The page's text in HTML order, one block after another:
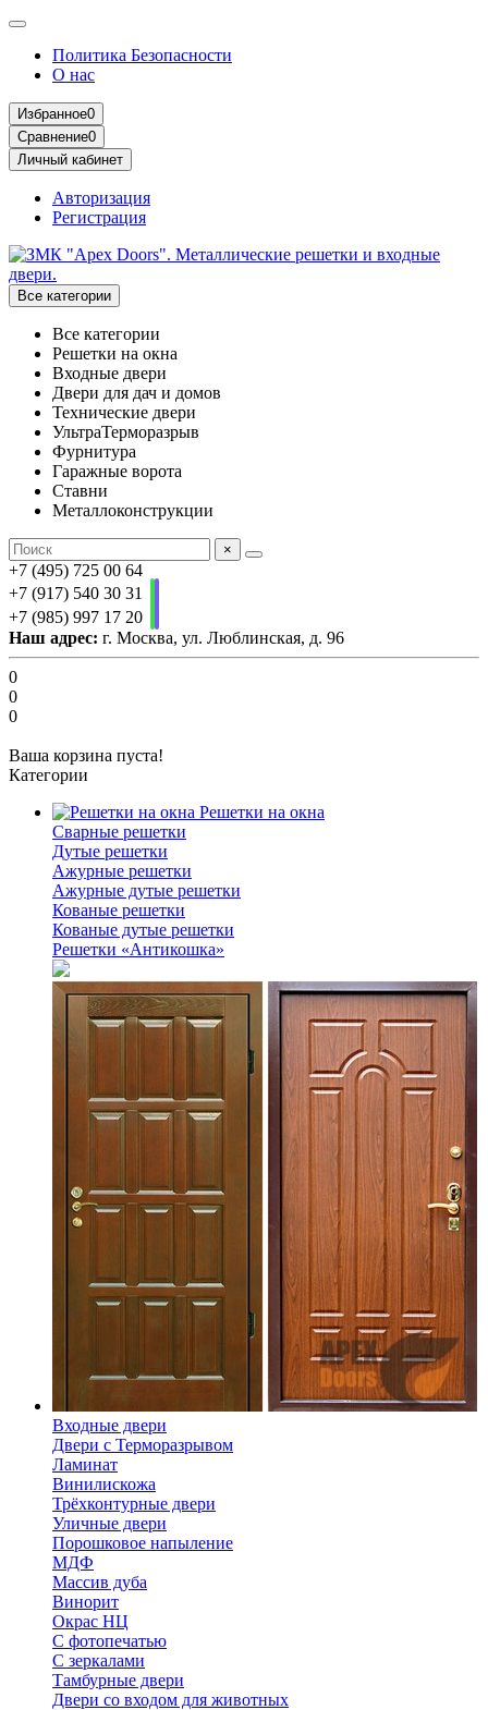
Политика Безопасности
О нас
Избранное0
Сравнение0
Личный кабинет
Авторизация
Регистрация
Все категории
Все категории
Решетки на окна
Входные двери
Двери для дач и домов
Технические двери
УльтраТерморазрыв
Фурнитура
Гаражные ворота
Ставни
Металлоконструкции
×
+7 (495) 725 00 64
+7 (917) 540 30 31
+7 (985) 997 17 20
Наш адрес: г. Москва, ул. Люблинская, д. 96
0
0
0
Ваша корзина пуста!
Категории
Решетки на окна
Сварные решетки
Дутые решетки
Ажурные решетки
Ажурные дутые решетки
Кованые решетки
Кованые дутые решетки
Решетки «Антикошка»
Входные двери
Двери с Терморазрывом
Ламинат
Винилискожа
Трёхконтурные двери
Уличные двери
Порошковое напыление
МДФ
Массив дуба
Винорит
Окрас НЦ
С фотопечатью
С зеркалами
Тамбурные двери
Двери со входом для животных